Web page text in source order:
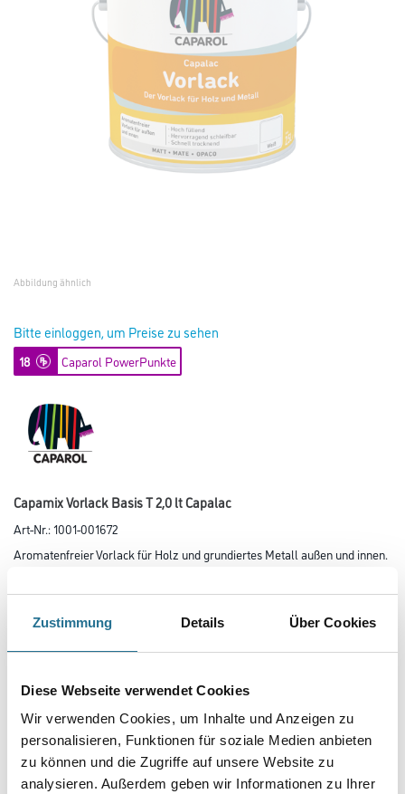
Zustimmung Details Über Cookies
Diese Webseite verwendet Cookies
Wir verwenden Cookies, um Inhalte und Anzeigen zu
personalisieren, Funktionen für soziale Medien anbieten
zu können und die Zugriffe auf unsere Website zu
analysieren. Außerdem geben wir Informationen zu Ihrer
Abbildung ähnlich
Bitte einloggen, um Preise zu sehen
18 Caparol PowerPunkte
Capamix Vorlack Basis T 2,0 lt Capalac
Art-Nr.:1001-001672
Aromatenfreier Vorlack für Holz und grundiertes Metall außen und innen.
Farbtonbezeichnung
Glanzgrad
Gebinde